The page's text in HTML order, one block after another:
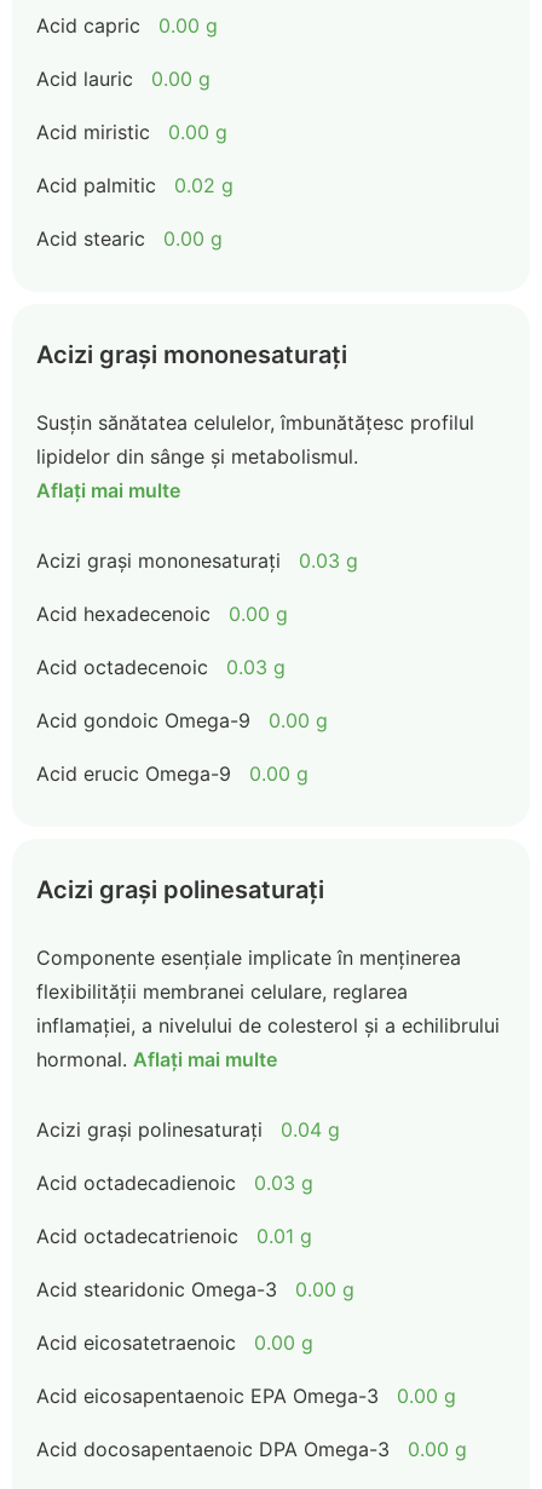
Acid capric 0.00 g
Acid lauric 0.00 g
Acid miristic 0.00 g
Acid palmitic 0.02 g
Acid stearic 0.00 g
Acizi grași mononesaturați
Susțin sănătatea celulelor, îmbunătățesc profilul
lipidelor din sânge și metabolismul.
Aflați mai multe
Acizi grași mononesaturați 0.03 g
Acid hexadecenoic 0.00 g
Acid octadecenoic 0.03 g
Acid gondoic Omega-9 0.00 g
Acid erucic Omega-9 0.00 g
Acizi grași polinesaturați
Componente esențiale implicate în menținerea
flexibilității membranei celulare, reglarea
inflamației, a nivelului de colesterol și a echilibrului
hormonal. Aflați mai multe
Acizi grași polinesaturați 0.04 g
Acid octadecadienoic 0.03 g
Acid octadecatrienoic 0.01 g
Acid stearidonic Omega-3 0.00 g
Acid eicosatetraenoic 0.00 g
Acid eicosapentaenoic EPA Omega-3 0.00 g
Acid docosapentaenoic DPA Omega-3 0.00 g